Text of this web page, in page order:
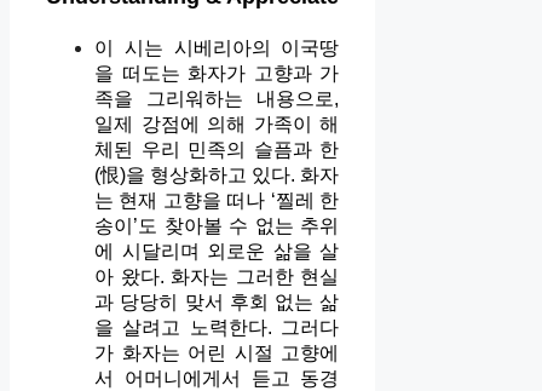
이 시는 시베리아의 이국땅
을 떠도는 화자가 고향과 가
족을 그리워하는 내용으로,
일제 강점에 의해 가족이 해
체된 우리 민족의 슬픔과 한
(恨)을 형상화하고 있다. 화자
는 현재 고향을 떠나 ‘찔레 한
송이’도 찾아볼 수 없는 추위
에 시달리며 외로운 삶을 살
아 왔다. 화자는 그러한 현실
과 당당히 맞서 후회 없는 삶
을 살려고 노력한다. 그러다
가 화자는 어린 시절 고향에
서 어머니에게서 듣고 동경